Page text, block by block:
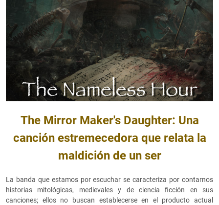
The Mirror Maker's Daughter: Una
canción estremecedora que relata la
maldición de un ser
La banda que estamos por escuchar se caracteriza por contarnos
historias mitológicas, medievales y de ciencia ficción en sus
canciones; ellos no buscan establecerse en el producto actual